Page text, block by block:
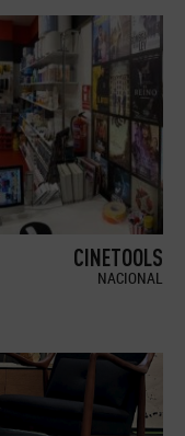
CINETOOLS
NACIONAL